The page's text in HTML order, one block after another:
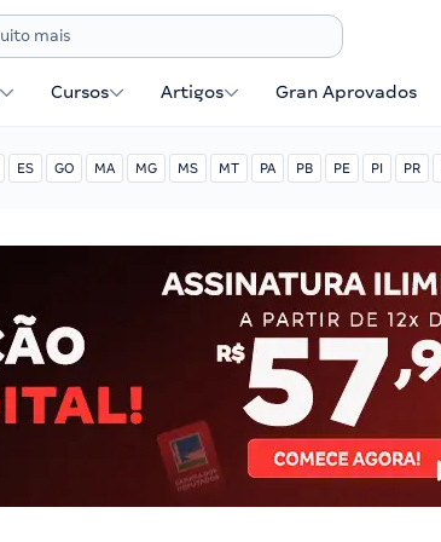
Cursos Artigos Gran Aprovados
ES GO MA MG MS MT PA PB PE PI PR